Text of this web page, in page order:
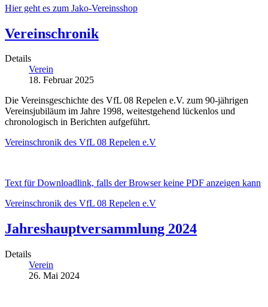
Hier geht es zum Jako-Vereinsshop
Vereinschronik
Details
Verein
18. Februar 2025
Die Vereinsgeschichte des VfL 08 Repelen e.V. zum 90-jährigen
Vereinsjubiläum im Jahre 1998, weitestgehend lückenlos und
chronologisch in Berichten aufgeführt.
Vereinschronik des VfL 08 Repelen e.V
Text für Downloadlink, falls der Browser keine PDF anzeigen kann
Vereinschronik des VfL 08 Repelen e.V
Jahreshauptversammlung 2024
Details
Verein
26. Mai 2024